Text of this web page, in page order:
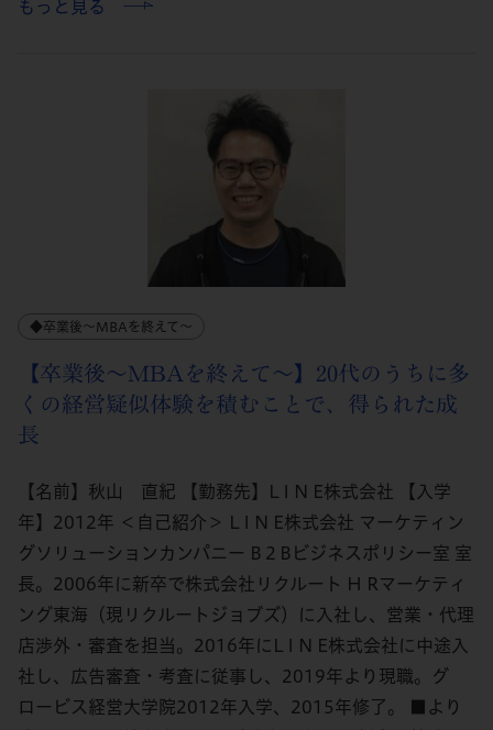
もっと見る
◆卒業後～MBAを終えて～
【卒業後～MBAを終えて～】20代のうちに多
くの経営疑似体験を積むことで、得られた成
長
【名前】秋山 直紀 【勤務先】L I N E株式会社 【入学
年】2012年 ＜自己紹介＞ L I N E株式会社 マーケティン
グソリューションカンパニー B２Bビジネスポリシー室 室
長。2006年に新卒で株式会社リクルート H Rマーケティ
ング東海（現リクルートジョブズ）に入社し、営業・代理
店渉外・審査を担当。2016年にL I N E株式会社に中途入
社し、広告審査・考査に従事し、2019年より現職。グ
ロービス経営大学院2012年入学、2015年修了。 ■より